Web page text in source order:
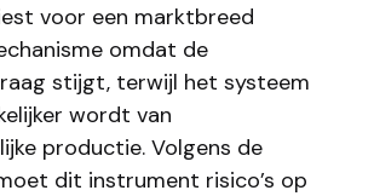
voor een marktbreed
omdat de
stijgt, terwijl het systeem
wordt van
productie. Volgens de
dit instrument risico’s op